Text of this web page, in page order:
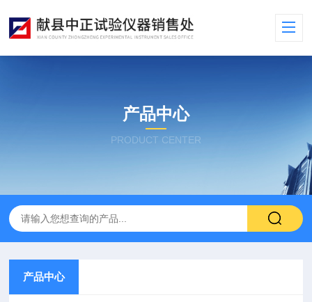
产品中心
PRODUCT CENTER
产品中心